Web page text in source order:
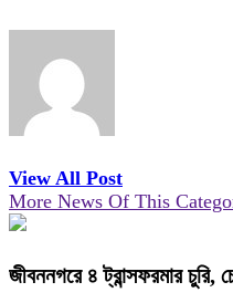
View All Post
More News Of This
জীবননগরে ৪ ট্রান্সফরমার